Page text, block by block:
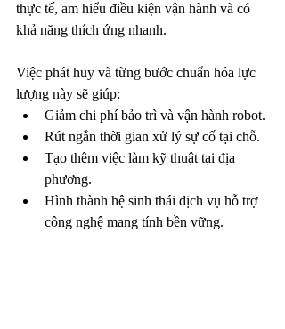
thực tế, am hiểu điều kiện vận hành và có
khả năng thích ứng nhanh.
Việc phát huy và từng bước chuẩn hóa lực
lượng này sẽ giúp:
Giảm chi phí bảo trì và vận hành robot.
Rút ngắn thời gian xử lý sự cố tại chỗ.
Tạo thêm việc làm kỹ thuật tại địa
phương.
Hình thành hệ sinh thái dịch vụ hỗ trợ
công nghệ mang tính bền vững.